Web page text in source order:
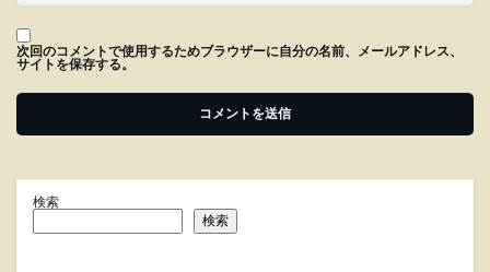
次回のコメントで使用するためブラウザーに自分の名前、メールアドレス、
サイトを保存する。
検索
検索